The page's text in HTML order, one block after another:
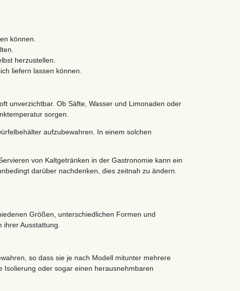
können.
herzustellen.
liefern lassen können.
unverzichtbar. Ob Säfte, Wasser und Limonaden oder
sorgen.
aufzubewahren. In einem solchen
von Kaltgetränken in der Gastronomie kann ein
darüber nachdenken, dies zeitnah zu ändern.
Größen, unterschiedlichen Formen und
Ausstattung.
so dass sie je nach Modell mitunter mehrere
Isolierung oder sogar einen herausnehmbaren